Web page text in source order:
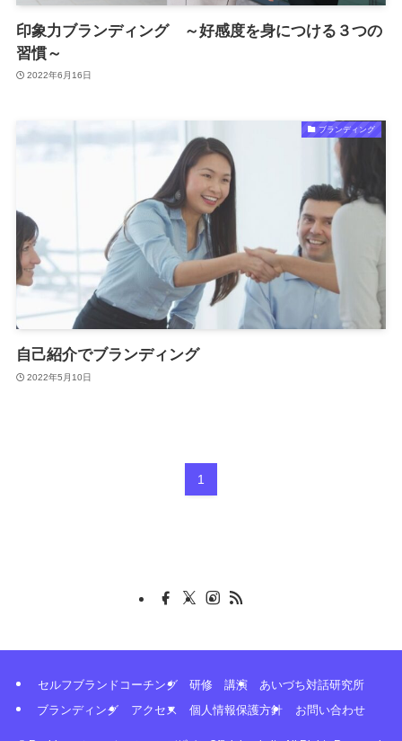
印象力ブランディング ～好感度を身につける３つの
習慣～
2022年6月16日
ブランディング
自己紹介でブランディング
2022年5月10日
1
セルフブランドコーチング 研修 講演
あいづち対話研究所
ブランディング
アクセス 個人情報保護方針 お問い合わせ